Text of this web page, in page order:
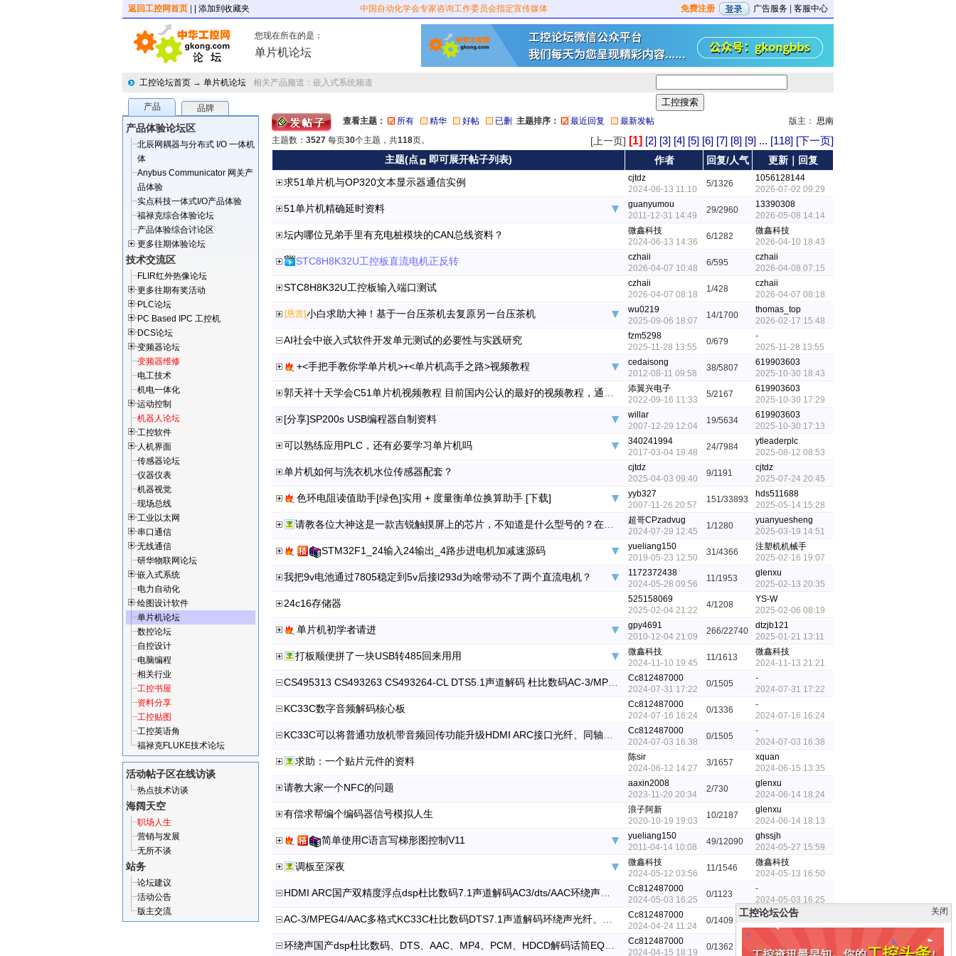
返回工控网首页 | 添加到收藏夹 中国自动化学会专家咨询工作委员会指定宣传媒体 免费注册 广告服务 客服中心
您现在所在的是：
单片机论坛
工控论坛首页 → 单片机论坛 相关产品频道： 嵌入式系统频道
产品 品牌
产品体验论坛区
北辰网耦器与分布式 I/O 一体机
体
Anybus Communicator 网关产
品体验
实点科技一体式I/O产品体验
福禄克综合体验论坛
产品体验综合讨论区
更多往期体验论坛
技术交流区
FLIR红外热像论坛
更多往期有奖活动
PLC论坛
PC Based IPC 工控机
DCS论坛
变频器论坛
变频器维修
电工技术
机电一体化
运动控制
机器人论坛
工控软件
人机界面
传感器论坛
仪器仪表
机器视觉
现场总线
工业以太网
串口通信
无线通信
研华物联网论坛
嵌入式系统
电力自动化
绘图设计软件
单片机论坛
数控论坛
自控设计
电脑编程
相关行业
工控书屋
资料分享
工控贴图
工控英语角
福禄克FLUKE技术论坛
活动帖子区在线访谈
热点技术访谈
海阔天空
职场人生
营销与发展
无所不谈
站务
论坛建议
活动公告
版主交流
查看主题： 所有 精华 好帖 已删 主题排序： 最近回复 最新发帖 版主： 思南
主题数： 3527 每页30个主题，共118页。 [上一页] [1] [2] [3] [4] [5] [6] [7] [8] [9] ... [118] [下一页]
主题(点 即可展开帖子列表) 作者 回复/人气
更新｜回复
求51单片机与OP320文本显示器通信实例
cjtdz
2024-06-13 11:10
5/1326
1056128144
2026-07-02 09:29
51单片机精确延时资料
guanyumou
2011-12-31 14:49
29/2960
13390308
2026-05-08 14:14
坛内哪位兄弟手里有充电桩模块的CAN总线资料？
微鑫科技
2024-06-13 14:36
6/1282
微鑫科技
2026-04-10 18:43
STC8H8K32U工控板直流电机正反转
czhaii
2026-04-07 10:48
6/595
czhaii
2026-04-08 07:15
STC8H8K32U工控板输入端口测试
czhaii
2026-04-07 08:18
1/428
czhaii
2026-04-07 08:18
[悬赏]小白求助大神！基于一台压茶机去复原另一台压茶机
wu0219
2025-09-06 18:07
14/1700
thomas_top
2026-02-17 15:48
AI社会中嵌入式软件开发单元测试的必要性与实践研究
fzm5298
2025-11-28 13:55
0/679
-
2025-11-28 13:55
+<手把手教你学单片机>+<单片机高手之路>视频教程
cedaisong
2012-08-11 09:58
38/5807
619903603
2025-10-30 18:43
添翼兴电子
2022-09-16 11:33
5/2167
619903603
2025-10-30 17:29
[分享]SP200s USB编程器自制资料
willar
2007-12-29 12:04
19/5634
619903603
2025-10-30 17:13
可以熟练应用PLC，还有必要学习单片机吗
340241994
2017-03-04 19:48
24/7984
ytleaderplc
2025-08-12 08:53
单片机如何与洗衣机水位传感器配套？
cjtdz
2025-04-03 09:40
9/1191
cjtdz
2025-07-24 20:45
色环电阻读值助手[绿色]实用 + 度量衡单位换算助手 [下载]
yyb327
2007-11-26 20:57
151/33893
hds511688
2025-05-14 15:28
超哥CPzadvug
2024-07-29 12:45
1/1280
yuanyuesheng
2025-03-19 14:51
STM32F1_24输入24输出_4路步进电机加减速源码
yueliang150
2019-05-23 12:50
31/4366
注塑机机械手
2025-02-16 19:07
我把9v电池通过7805稳定到5v后接l293d为啥带动不了两个直流电机？
1172372438
2024-05-28 09:56
11/1953
glenxu
2025-02-13 20:35
24c16存储器
525158069
2025-02-04 21:22
4/1208
YS-W
2025-02-06 08:19
单片机初学者请进
gpy4691
2010-12-04 21:09
266/22740
dtzjb121
2025-01-21 13:11
打板顺便拼了一块USB转485回来用用
微鑫科技
2024-11-10 19:45
11/1613
微鑫科技
2024-11-13 21:21
Cc812487000
2024-07-31 17:22
0/1505
-
2024-07-31 17:22
KC33C数字音频解码核心板
Cc812487000
2024-07-16 16:24
0/1336
-
2024-07-16 16:24
Cc812487000
2024-07-03 16:38
0/1505
-
2024-07-03 16:38
求助：一个贴片元件的资料
陈sir
2024-06-12 14:27
3/1657
xquan
2024-06-15 13:35
请教大家一个NFC的问题
aaxin2008
2023-11-20 20:34
2/730
glenxu
2024-06-14 18:24
有偿求帮编个编码器信号模拟人生
浪子阿新
2020-10-19 19:03
10/2187
glenxu
2024-06-14 18:13
简单使用C语言写梯形图控制V11
yueliang150
2011-04-14 10:08
49/12090
ghssjh
2024-05-27 15:59
调板至深夜
微鑫科技
2024-05-12 03:56
11/1546
微鑫科技
2024-05-13 16:50
Cc812487000
2024-05-03 16:25
0/1123
-
2024-05-03 16:25
Cc812487000
2024-04-24 11:24
0/1409
-
2024-04-24 11:24
Cc812487000
2024-04-15 18:19
0/1362
2024-04-15 18:19
工控论坛公告 关闭